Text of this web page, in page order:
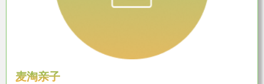
麦淘亲子